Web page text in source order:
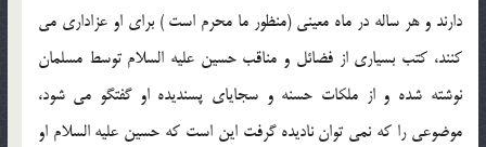
دارند و هر ساله در ماه معينى (منظور ما محرم است ) براى او عزادارى مى
كنند، كتب بسيارى از فضائل و مناقب حسين عليه السلام توسط مسلمان
نوشته شده و از ملكات حسنه و سجاياى پسنديده او گفتگو مى شود،
موضوعى را كه نمى توان ناديده گرفت اين است كه حسين عليه السلام او